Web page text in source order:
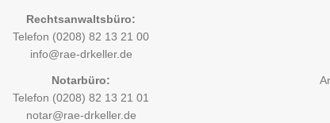
Rechtsanwaltsbüro:
Telefon (0208) 82 13 21 00
info@rae-drkeller.de
Notarbüro:
Telefon (0208) 82 13 21 01
notar@rae-drkeller.de